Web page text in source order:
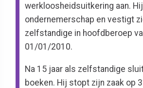
werkloosheidsuitkering aan.
ondernemerschap en vestigt
zelfstandige in hoofdberoep
01/01/2010.
Na 15 jaar als zelfstandige
boeken. Hij stopt zijn zaak op